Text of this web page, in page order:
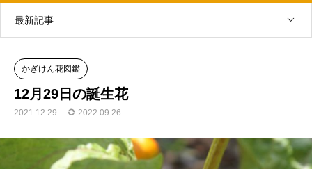
最新記事
かぎけん花図鑑
12月29日の誕生花
2021.12.29 2022.09.26